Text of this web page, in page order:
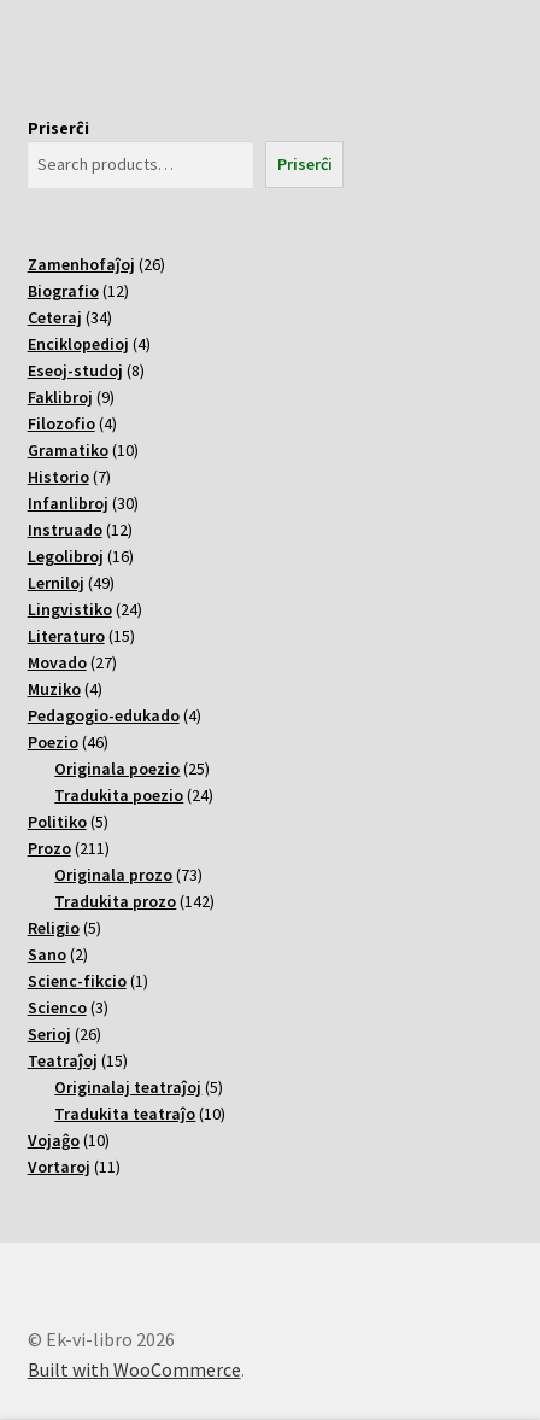
Priserĉi
Priserĉi
Zamenhofaĵoj 2626
Biografio 1212
Ceteraj 3434
varoj
Enciklopedioj 44
Eseoj-studoj 88
Faklibroj 99
varoj
Filozofio 44
varoj
Gramatiko 1010
Historio 77
varoj
Infanlibroj 3030
Instruado 1212
varoj
Legolibroj 1616
Lerniloj 4949
varoj
Lingvistiko 2424
Literaturo 1515
Movado 2727
Muziko 44
varoj
Pedagogio-edukado 44
Poezio 4646
varoj
Originala poezio 2525
varoj
Tradukita poezio 2424
Politiko 55
varoj
Prozo 211211
varoj
Originala prozo 7373
varoj
Tradukita prozo 142142
Religio 55
Sano 22
varoj
Scienc-fikcio 11
Scienco 33
Serioj 2626
varoj
Teatraĵoj 1515
varoj
Originalaj teatraĵoj 55
varoj
Tradukita teatraĵo 1010
Vojaĝo 1010
varoj
Vortaroj 1111
© Ek-vi-libro 2026
Built with WooCommerce.